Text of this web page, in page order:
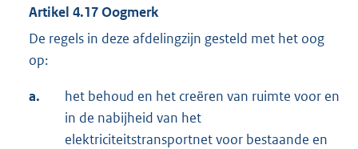
Artikel 4.17Oogmerk
De regels in deze afdelingzijn gesteld met het oog
op:
a.
het behoud en het creëren van ruimte voor en
in de nabijheid van het
elektriciteitstransportnet voor bestaande en